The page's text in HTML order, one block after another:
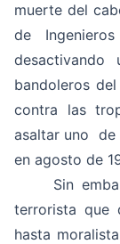
muerte del
de
bandoleros
contra las
asaltar uno de
en agosto de
Sin
terrorista que
hasta